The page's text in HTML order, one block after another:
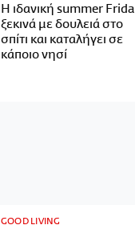
Η ιδανική summer
ξεκινά με δουλειά στο
σπίτι και καταλήγει σε
κάποιο νησί
GOOD LIVING